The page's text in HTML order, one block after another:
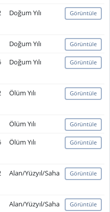
Doğum Yılı Görüntüle
Doğum Yılı Görüntüle
Doğum Yılı Görüntüle
Ölüm Yılı Görüntüle
Ölüm Yılı Görüntüle
Ölüm Yılı Görüntüle
Alan/Yüzyıl/Saha Görüntüle
Alan/Yüzyıl/Saha Görüntüle